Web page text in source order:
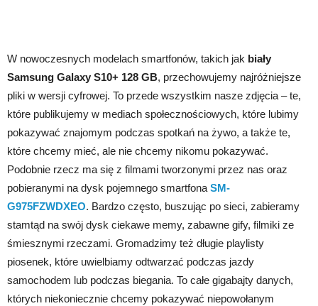
W nowoczesnych modelach smartfonów, takich jak biały
Samsung Galaxy S10+ 128 GB, przechowujemy najróżniejsze
pliki w wersji cyfrowej. To przede wszystkim nasze zdjęcia – te,
które publikujemy w mediach społecznościowych, które lubimy
pokazywać znajomym podczas spotkań na żywo, a także te,
które chcemy mieć, ale nie chcemy nikomu pokazywać.
Podobnie rzecz ma się z filmami tworzonymi przez nas oraz
pobieranymi na dysk pojemnego smartfona SM-
G975FZWDXEO. Bardzo często, buszując po sieci, zabieramy
stamtąd na swój dysk ciekawe memy, zabawne gify, filmiki ze
śmiesznymi rzeczami. Gromadzimy też długie playlisty
piosenek, które uwielbiamy odtwarzać podczas jazdy
samochodem lub podczas biegania. To całe gigabajty danych,
których niekoniecznie chcemy pokazywać niepowołanym